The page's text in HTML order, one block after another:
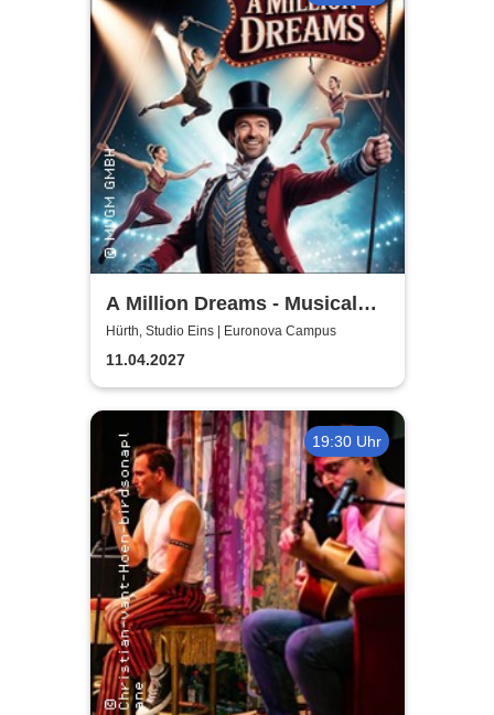
A Million Dreams - Musical
Circus Show
Hürth, Studio Eins | Euronova Campus
11.04.2027
19:30 Uhr